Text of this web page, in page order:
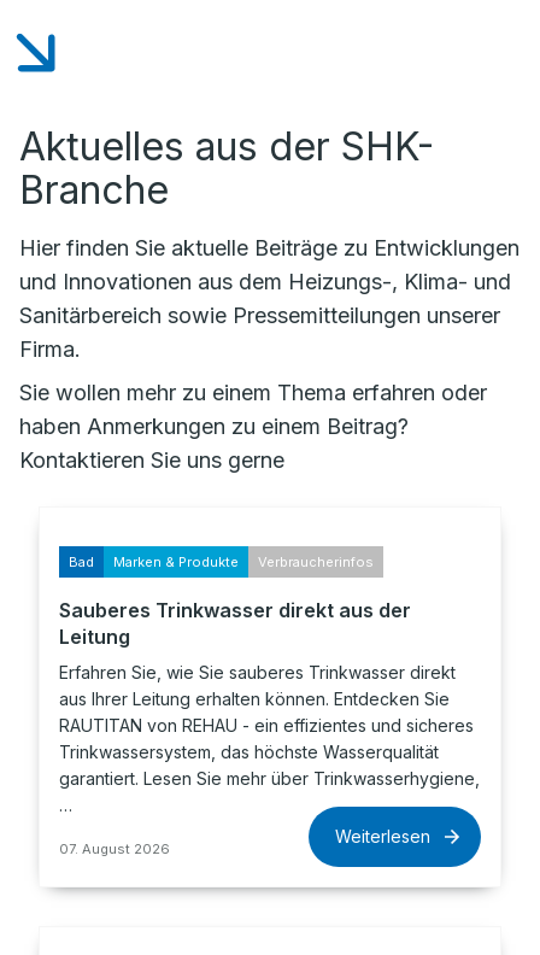
Aktuelles aus der SHK-
Branche
Hier finden Sie aktuelle Beiträge zu Entwicklungen
und Innovationen aus dem Heizungs-, Klima- und
Sanitärbereich sowie Pressemitteilungen unserer
Firma.
Sie wollen mehr zu einem Thema erfahren oder
haben Anmerkungen zu einem Beitrag?
Kontaktieren Sie uns gerne
Bad Marken & Produkte Verbraucherinfos
Sauberes Trinkwasser direkt aus der
Leitung
Erfahren Sie, wie Sie sauberes Trinkwasser direkt
aus Ihrer Leitung erhalten können. Entdecken Sie
RAUTITAN von REHAU - ein effizientes und sicheres
Trinkwassersystem, das höchste Wasserqualität
garantiert. Lesen Sie mehr über Trinkwasserhygiene,
…
07. August 2026
Weiterlesen